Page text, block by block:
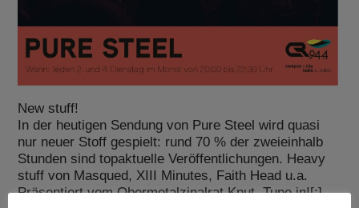
New stuff!
In der heutigen Sendung von Pure Steel wird quasi
nur neuer Stoff gespielt: rund 70 % der zweieinhalb
Stunden sind topaktuelle Veröffentlichungen. Heavy
stuff von Masqued, XIII Minutes, Faith Head u.a.
Präsentiert vom Obermetalzinalrat Knut. Tune in![:]